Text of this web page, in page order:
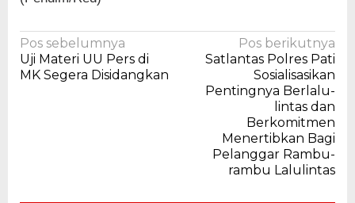
Navigasi
pos
Pos sebelumnya
Uji Materi UU Pers di
MK Segera Disidangkan
Pos berikutnya
Satlantas Polres Pati
Sosialisasikan
Pentingnya Berlalu-
lintas dan
Berkomitmen
Menertibkan Bagi
Pelanggar Rambu-
rambu Lalulintas